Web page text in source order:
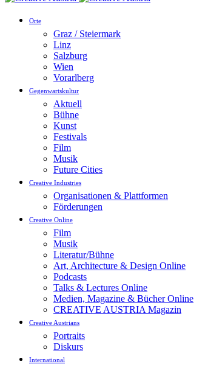
Orte
Graz / Steiermark
Linz
Salzburg
Wien
Vorarlberg
Gegenwartskultur
Aktuell
Bühne
Kunst
Festivals
Film
Musik
Future Cities
Creative Industries
Organisationen & Plattformen
Förderungen
Creative Online
Film
Musik
Literatur/Bühne
Art, Architecture & Design Online
Podcasts
Talks & Lectures Online
Medien, Magazine & Bücher Online
CREATIVE AUSTRIA Magazin
Creative Austrians
Portraits
Diskurs
International